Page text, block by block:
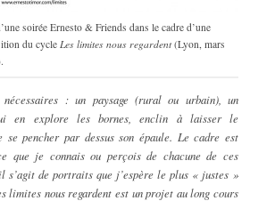
soirée Ernesto & Friends dans le cadre d’une
du cycle Les limites nous regardent(Lyon, mars
nécessaires : un paysage (rural ou urbain), un
en explore les bornes, enclin à laisser le
se pencher par dessus son épaule. Le cadre est
que je connais ou perçois de chacune de ces
s’agit de portraits que j’espère le plus « justes »
limites nous regardent est un projet au long cours